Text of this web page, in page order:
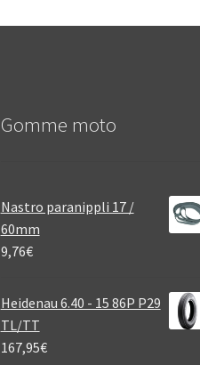
Gomme moto
Nastro paranippli 17 /
60mm
9,76€
Heidenau 6.40 - 15 86P P29
TL/TT
167,95€